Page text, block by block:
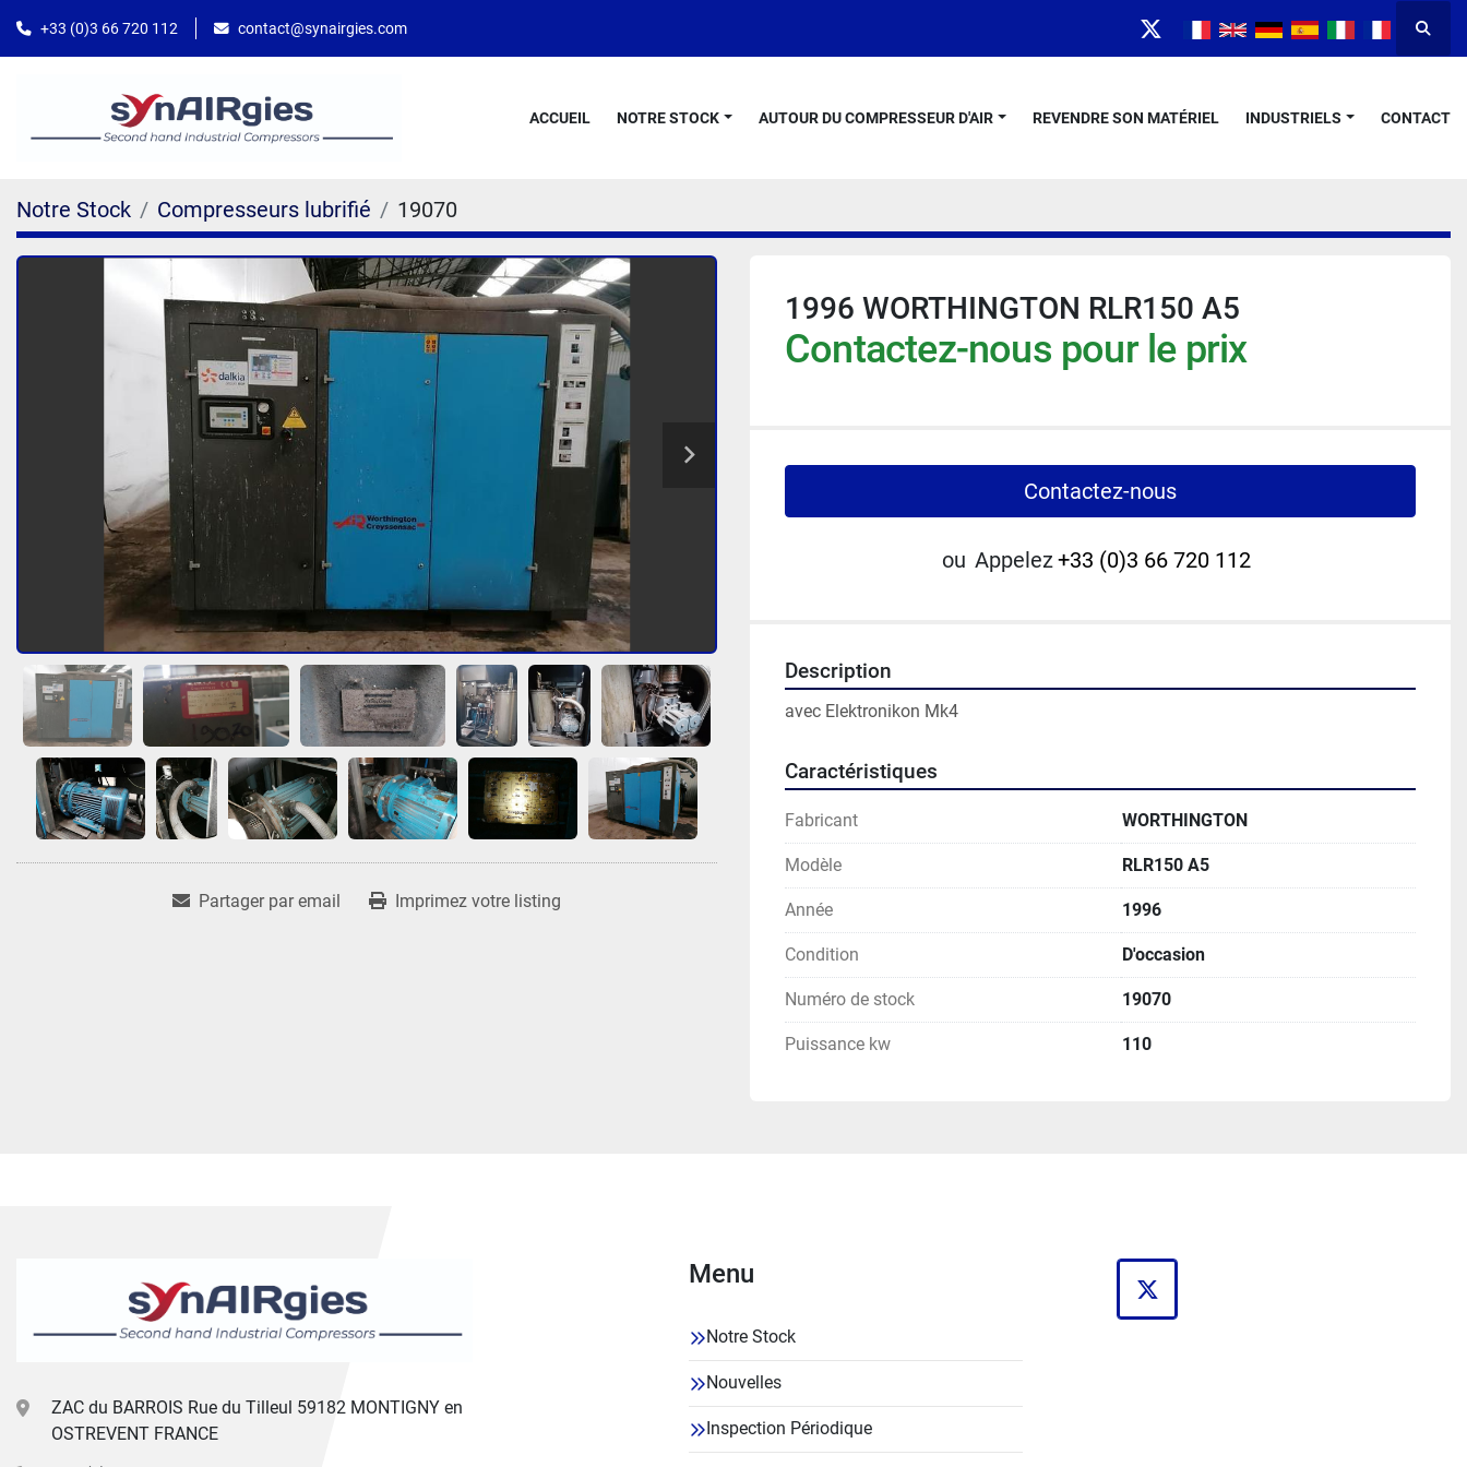
+33 (0)3 66 720 112 contact@synairgies.com
twitter
ACCUEIL NOTRE STOCK AUTOUR DU COMPRESSEUR D'AIR REVENDRE SON MATÉRIEL INDUSTRIELS CONTACT
Notre Stock Compresseurs lubrifié 19070
Partager par email Imprimez votre listing
1996 WORTHINGTON RLR150 A5
Contactez-nous pour le prix
Contactez-nous
ou Appelez+33 (0)3 66 720 112
Description
avec Elektronikon Mk4
Caractéristiques
Fabricant WORTHINGTON
Modèle RLR150 A5
Année 1996
Condition D'occasion
Numéro de stock 19070
Puissance kw 110
ZAC du BARROIS Rue du Tilleul 59182 MONTIGNY en
OSTREVENT FRANCE
Menu
Notre Stock
Nouvelles
Inspection Périodique
twitter